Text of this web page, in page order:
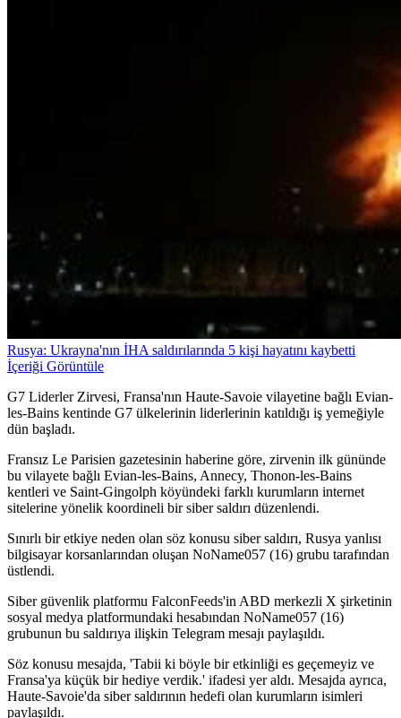
Rusya: Ukrayna'nın İHA saldırılarında 5 kişi hayatını kaybetti
İçeriği Görüntüle
G7 Liderler Zirvesi, Fransa'nın Haute-Savoie vilayetine bağlı Evian-
les-Bains kentinde G7 ülkelerinin liderlerinin katıldığı iş yemeğiyle
dün başladı.
Fransız Le Parisien gazetesinin haberine göre, zirvenin ilk gününde
bu vilayete bağlı Evian-les-Bains, Annecy, Thonon-les-Bains
kentleri ve Saint-Gingolph köyündeki farklı kurumların internet
sitelerine yönelik koordineli bir siber saldırı düzenlendi.
Sınırlı bir etkiye neden olan söz konusu siber saldırı, Rusya yanlısı
bilgisayar korsanlarından oluşan NoName057 (16) grubu tarafından
üstlendi.
Siber güvenlik platformu FalconFeeds'in ABD merkezli X şirketinin
sosyal medya platformundaki hesabından NoName057 (16)
grubunun bu saldırıya ilişkin Telegram mesajı paylaşıldı.
Söz konusu mesajda, 'Tabii ki böyle bir etkinliği es geçemeyiz ve
Fransa'ya küçük bir hediye verdik.' ifadesi yer aldı. Mesajda ayrıca,
Haute-Savoie'da siber saldırının hedefi olan kurumların isimleri
paylaşıldı.